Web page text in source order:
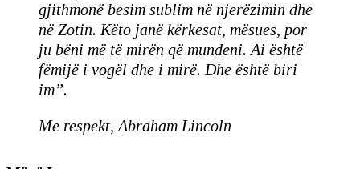
gjithmonë besim sublim në njerëzimin dhe
në Zotin. Këto janë kërkesat, mësues, por
ju bëni më të mirën që mundeni. Ai është
fëmijë i vogël dhe i mirë. Dhe është biri
im”.
Me respekt, Abraham Lincoln